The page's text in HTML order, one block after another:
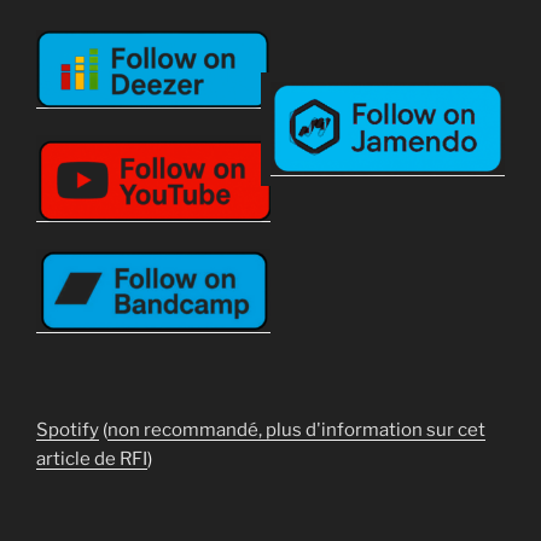
Spotify (non recommandé, plus d'information sur cet
article de RFI)